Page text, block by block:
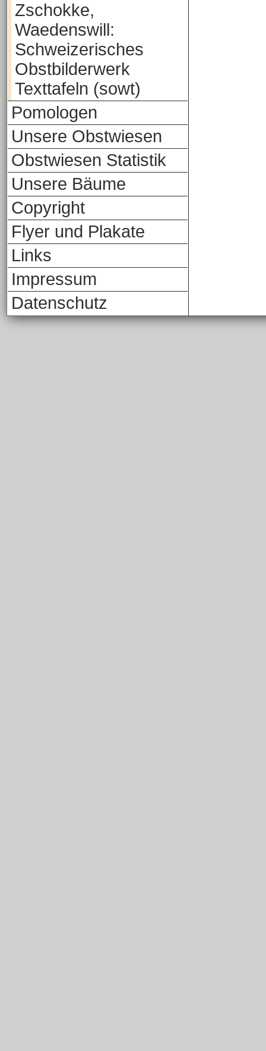
Zschokke,
Waedenswill:
Schweizerisches
Obstbilderwerk
Texttafeln (sowt)
Pomologen
Unsere Obstwiesen
Obstwiesen Statistik
Unsere Bäume
Copyright
Flyer und Plakate
Links
Impressum
Datenschutz